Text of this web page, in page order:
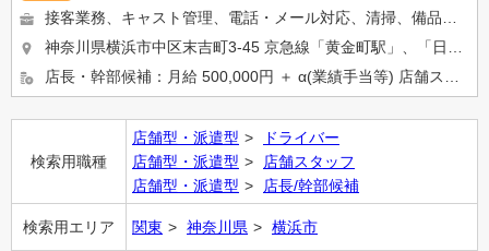
検索用職種
店舗型・派遣型
ドライバー
店舗型・派遣型
店舗スタッフ
店舗型・派遣型
店長/幹部候補
検索用エリア 関東 神奈川県 横浜市